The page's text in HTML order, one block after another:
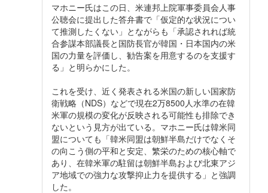
マホニー氏はこの日、米連邦上院軍事委員会人事
公聴会に提出した答弁書で「仮定的な状況につい
て推測したくない」とながらも「承認されれば統
合参謀本部議長と国防長官が韓国・日本国内の米
国の力量を評価し、勧告案を用意するのを支援す
る」と明らかにした。
これを受け、近く発表される米国の新しい国家防
衛戦略（NDS）などで現在2万8500人水準の在韓
米軍の規模の変化が反映される可能性も排除でき
ないという見方が出ている。マホニー氏は韓米同
盟についても「韓米同盟は朝鮮半島だけでなくそ
の向こう側の平和と安定、繁栄のための核心軸で
あり、在韓米軍の駐留は朝鮮半島および北東アジ
ア地域での強力な攻撃抑止力を提供する」と強調
した。